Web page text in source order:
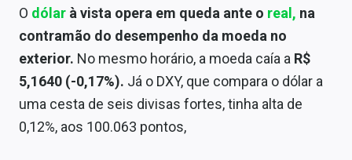
O dólar à vista opera em queda ante o real, na
contramão do desempenho da moeda no
exterior. No mesmo horário, a moeda caía a R$
5,1640 (-0,17%). Já o DXY, que compara o dólar a
uma cesta de seis divisas fortes, tinha alta de
0,12%, aos 100.063 pontos,